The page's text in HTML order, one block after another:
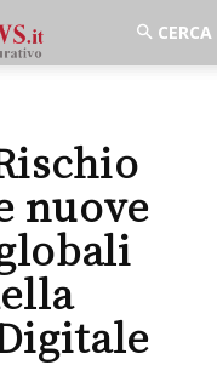
nuove